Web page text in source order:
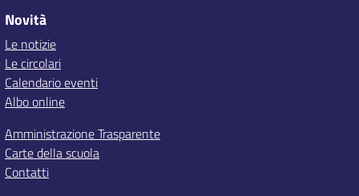
Novità
Le notizie
Le circolari
Calendario eventi
Albo online
Amministrazione Trasparente
Carte della scuola
Contatti